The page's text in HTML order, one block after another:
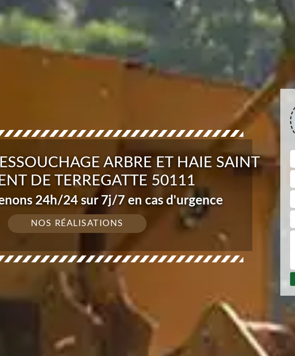
ARBRE ET HAIE SAINT
DE TERREGATTE 50111
24h/24 sur 7j/7 en cas d'urgence
NOS RÉALISATIONS